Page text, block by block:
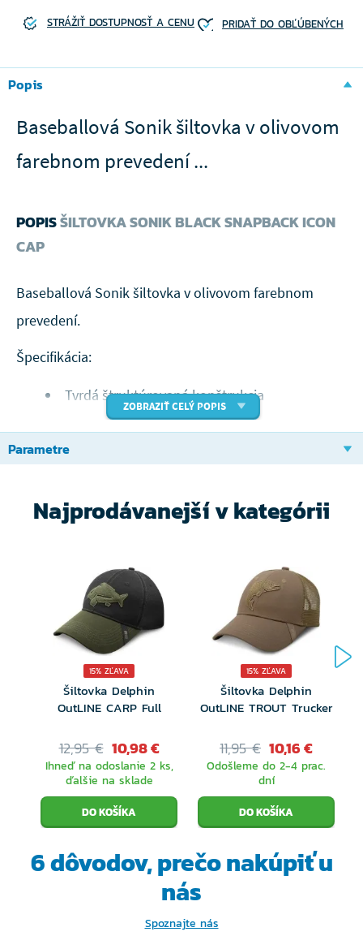
STRÁŽIŤ DOSTUPNOSŤ A CENU
PRIDAŤ DO OBĽÚBENÝCH
Popis
Baseballová Sonik šiltovka v olivovom
farebnom prevedení ...
POPISŠILTOVKA SONIK BLACK SNAPBACK ICON
CAP
Baseballová Sonik šiltovka v olivovom farebnom
prevedení.
Špecifikácia:
Tvrdá štruktúrovaná konštrukcia
Strieborný podhľad šiltu, osmiřadé prešívanie
ZOBRAZIŤ CELÝ POPIS
Parametre
Najprodávanejší v kategórii
15% ZĽAVA
Šiltovka Delphin
OutLINE CARP Full
12,95 € 10,98 €
Ihneď na odoslanie 2 ks,
ďalšie na sklade
15% ZĽAVA
Šiltovka Delphin
OutLINE TROUT Trucker
11,95 € 10,16 €
Odošleme do 2-4 prac.
dní
6 dôvodov, prečonakúpiť u
nás
Spoznajte nás